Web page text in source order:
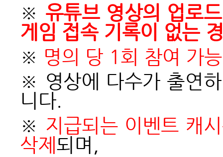
※ 유튜브 영상의 업로
게임 접속 기록이 없는
※ 명의 당 1회 참여 가
※ 영상에 다수가 출연
니다.
※ 지급되는 이벤트 캐
삭제 되며,